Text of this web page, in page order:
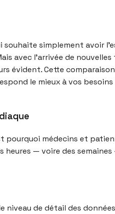
simplement avoir
avec l’arrivée de nouvelles
évident. Cette
le mieux à vos
pourquoi médecins et
— voire des
de détail des